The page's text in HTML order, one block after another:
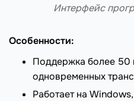
Интерфейс
Особенности:
Поддержка более 50
одновременных
Работает на